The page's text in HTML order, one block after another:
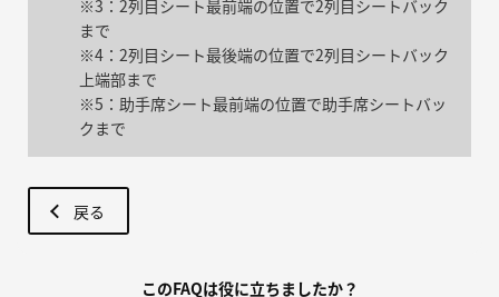
※3：2列目シート最前端の位置で2列目シートバック
まで
※4：2列目シート最後端の位置で2列目シートバック
上端部まで
※5：助手席シート最前端の位置で助手席シートバッ
クまで
戻る
このFAQは役に立ちましたか？